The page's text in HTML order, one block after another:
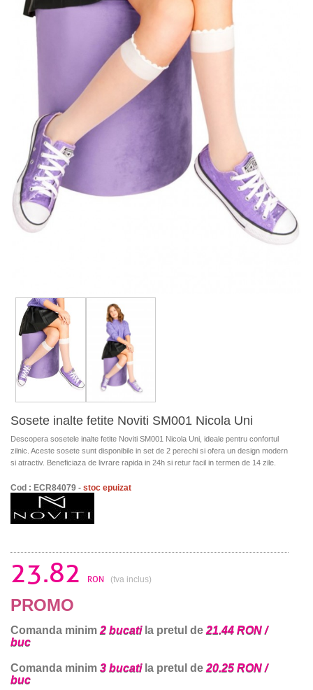
Sosete inalte fetite Noviti SM001 Nicola Uni
Descopera sosetele inalte fetite Noviti SM001 Nicola Uni, ideale pentru confortul
zilnic. Aceste sosete sunt disponibile in set de 2 perechi si ofera un design modern
si atractiv. Beneficiaza de livrare rapida in 24h si retur facil in termen de 14 zile.
Cod : ECR84079 - stoc epuizat
23.82 RON (tva inclus)
PROMO
Comanda minim 2 bucatila pretul de 21.44 RON /
buc
Comanda minim 3 bucatila pretul de 20.25 RON /
buc